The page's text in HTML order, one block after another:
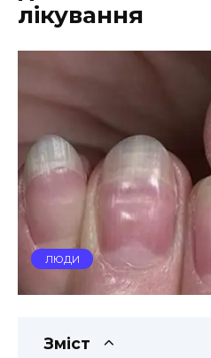
лікування
ЛЮДИ
Зміст